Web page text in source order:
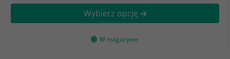
Wybierz opcję
W magazynie